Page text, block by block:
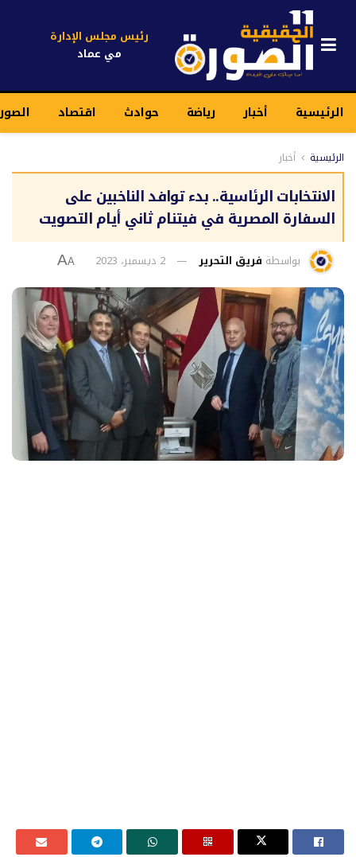
رئيس مجلس الإدارة
مي عماد
الرئيسية أخبار رياضة حوادث اقتصاد
الرئيسية أخبار
الانتخابات الرئاسية.. بدء توافد الناخبين على
السفارة المصرية في فيتنام ثاني أيام التصويت
بواسطة فريق التحرير 2 ديسمبر، 2023 A
A